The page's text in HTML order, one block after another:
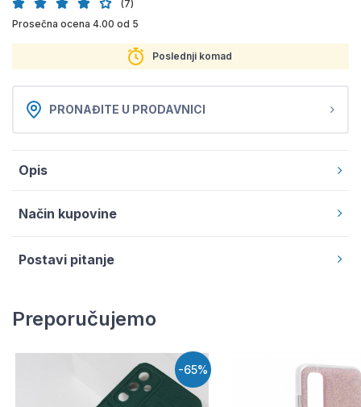
(7)
Prosečna ocena 4.00 od 5
Poslednji komad
PRONAĐITE U PRODAVNICI
Opis
Način kupovine
Postavi pitanje
Preporučujemo
-65%